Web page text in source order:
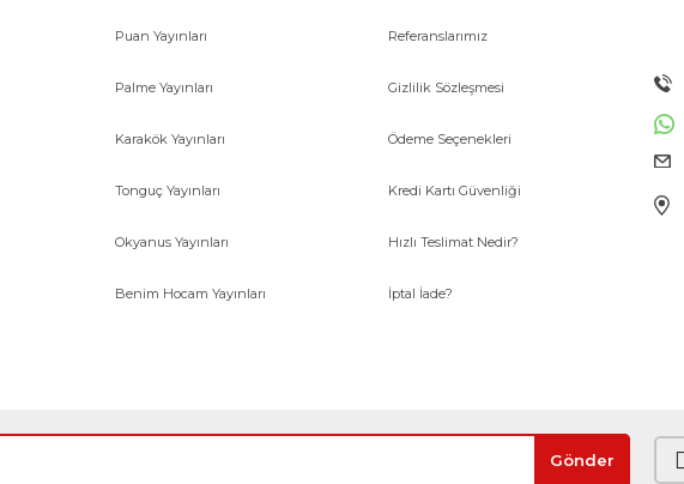
Puan Yayınları
Palme Yayınları
Karakök Yayınları
Tonguç Yayınları
Okyanus Yayınları
Benim Hocam Yayınları
Referanslarımız
Gizlilik Sözleşmesi
Ödeme Seçenekleri
Kredi Kartı Güvenliği
Hızlı Teslimat Nedir?
İptal İade?
Gönder